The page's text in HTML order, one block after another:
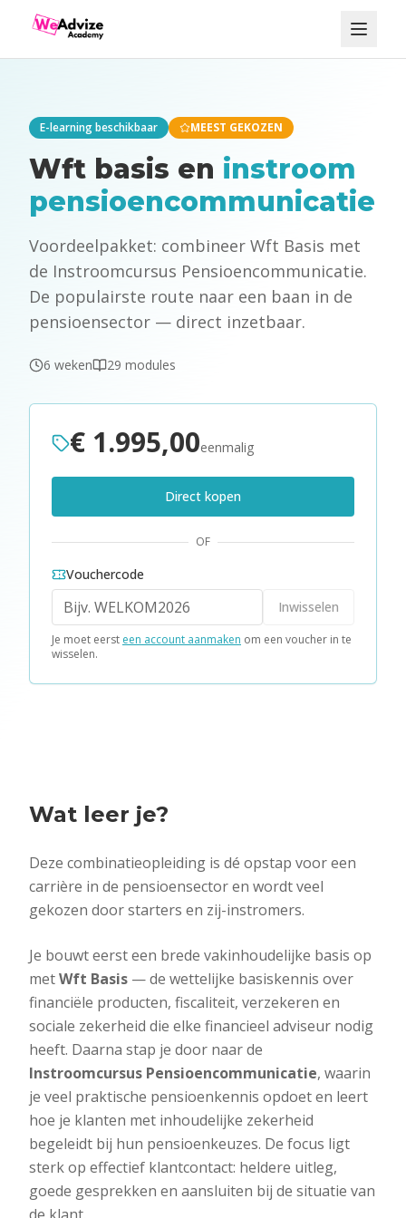
E-learning beschikbaar MEEST GEKOZEN
Wft basis en instroom
pensioencommunicatie
Voordeelpakket: combineer Wft Basis met
de Instroomcursus Pensioencommunicatie.
De populairste route naar een baan in de
pensioensector — direct inzetbaar.
6 weken 29 modules
€ 1.995,00eenmalig
Direct kopen
OF
Vouchercode
Inwisselen
Je moet eerst een account aanmaken om een voucher in te
wisselen.
Wat leer je?
Deze combinatieopleiding is dé opstap voor een
carrière in de pensioensector en wordt veel
gekozen door starters en zij-instromers.
Je bouwt eerst een brede vakinhoudelijke basis op
metWft Basis — de wettelijke basiskennis over
financiële producten, fiscaliteit, verzekeren en
sociale zekerheid die elke financieel adviseur nodig
heeft. Daarna stap je door naar de
Instroomcursus Pensioencommunicatie, waarin
je veel praktische pensioenkennis opdoet en leert
hoe je klanten met inhoudelijke zekerheid
begeleidt bij hun pensioenkeuzes. De focus ligt
sterk op effectief klantcontact: heldere uitleg,
goede gesprekken en aansluiten bij de situatie van